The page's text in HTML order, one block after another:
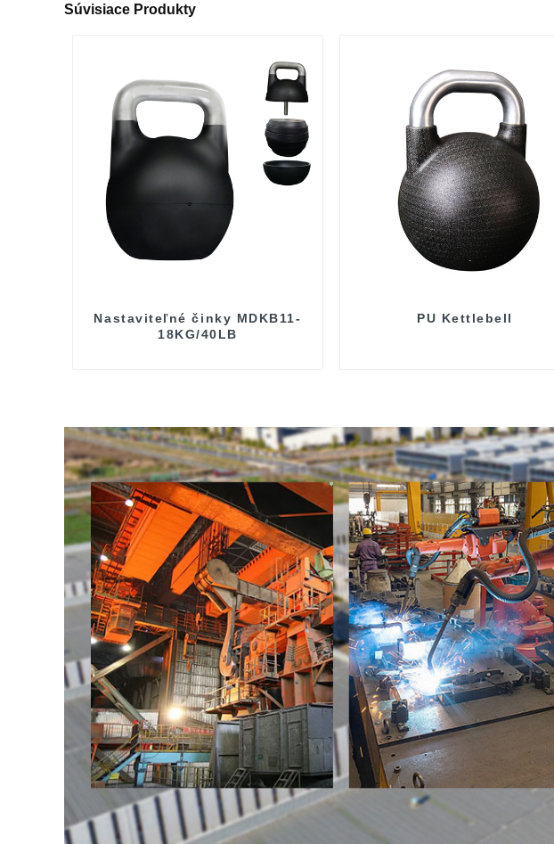
Súvisiace Produkty
Nastaviteľné činky MDKB11-
18KG/40LB
PU Kettlebell